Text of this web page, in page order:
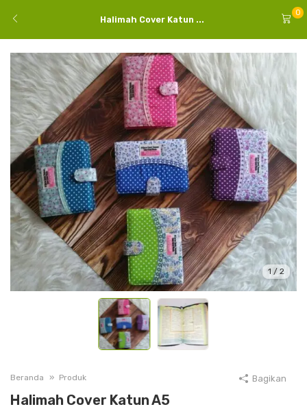
Halimah Cover Katun ...
0
1 / 2
Beranda Produk
Halimah Cover Katun A5
Bagikan